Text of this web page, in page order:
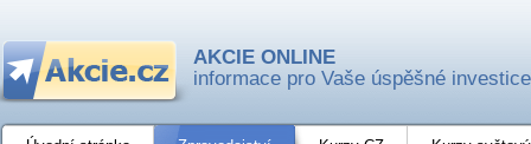
AKCIE ONLINE
informace pro Vaše úspěšné investice